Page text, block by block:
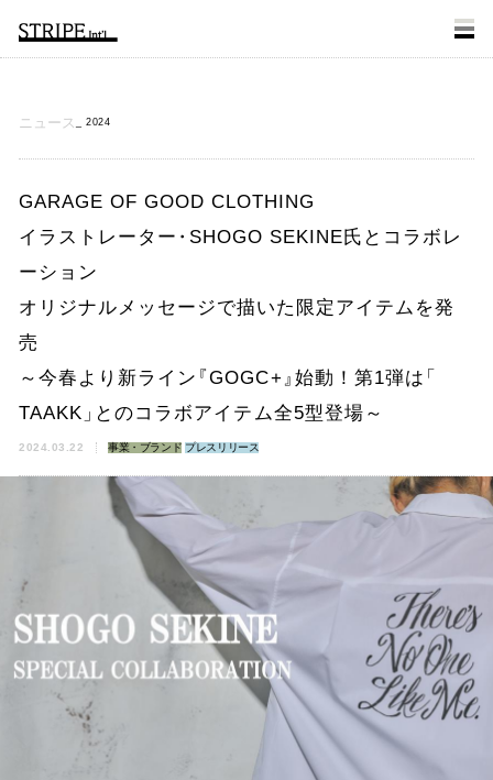
ニュース 2024
GARAGE OF GOOD CLOTHING
イラストレーター・SHOGO SEKINE氏とコラボレ
ーション
オリジナルメッセージで描いた限定アイテムを発
売
～今春より新ライン『GOGC+』始動！第1弾は「
TAAKK 」とのコラボアイテム全5型登場～
2024.03.22 事業・ブランド プレスリリース